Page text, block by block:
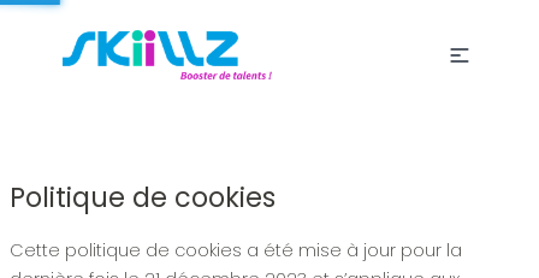
Politique de cookies
Cette politique de cookies a été mise à jour pour la